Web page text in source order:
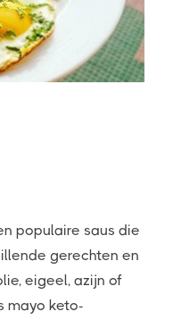
populaire saus die
gerechten en
eigeel, azijn of
mayo keto-